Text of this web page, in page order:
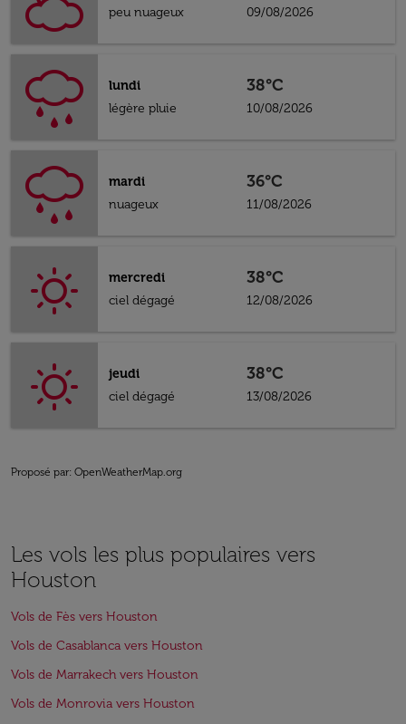
peu nuageux
09/08/2026
lundi
légère pluie
38°C
10/08/2026
mardi
nuageux
36°C
11/08/2026
mercredi
ciel dégagé
38°C
12/08/2026
jeudi
ciel dégagé
38°C
13/08/2026
Proposé par: OpenWeatherMap.org
Les vols les plus populaires vers
Houston
Vols de Fès vers Houston
Vols de Casablanca vers Houston
Vols de Marrakech vers Houston
Vols de Monrovia vers Houston